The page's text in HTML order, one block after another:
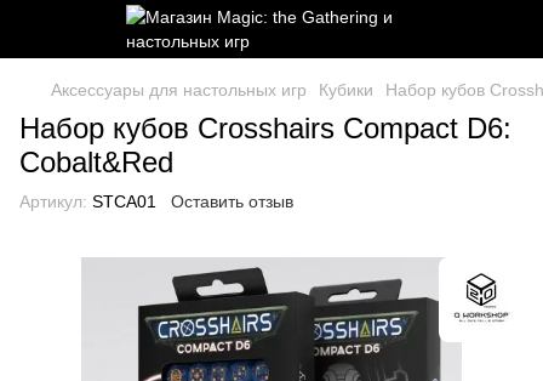
Аксессуары для настольных игр Кубики Набор кубов
Набор кубов Crosshairs Compact D6:
Cobalt&Red
Артикул: STCA01 Оставить отзыв